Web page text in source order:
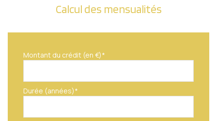
Calcul des mensualités
Montant du crédit (en €)*
Durée (années)*